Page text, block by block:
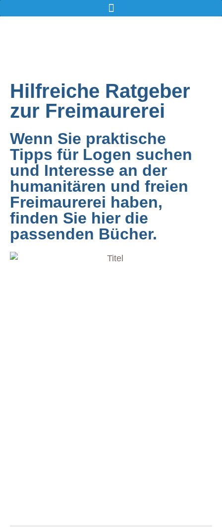
Hilfreiche Ratgeber
zur Freimaurerei
Wenn Sie praktische
Tipps für Logen suchen
und Interesse an der
humanitären und freien
Freimaurerei haben,
finden Sie hier die
passenden Bücher.